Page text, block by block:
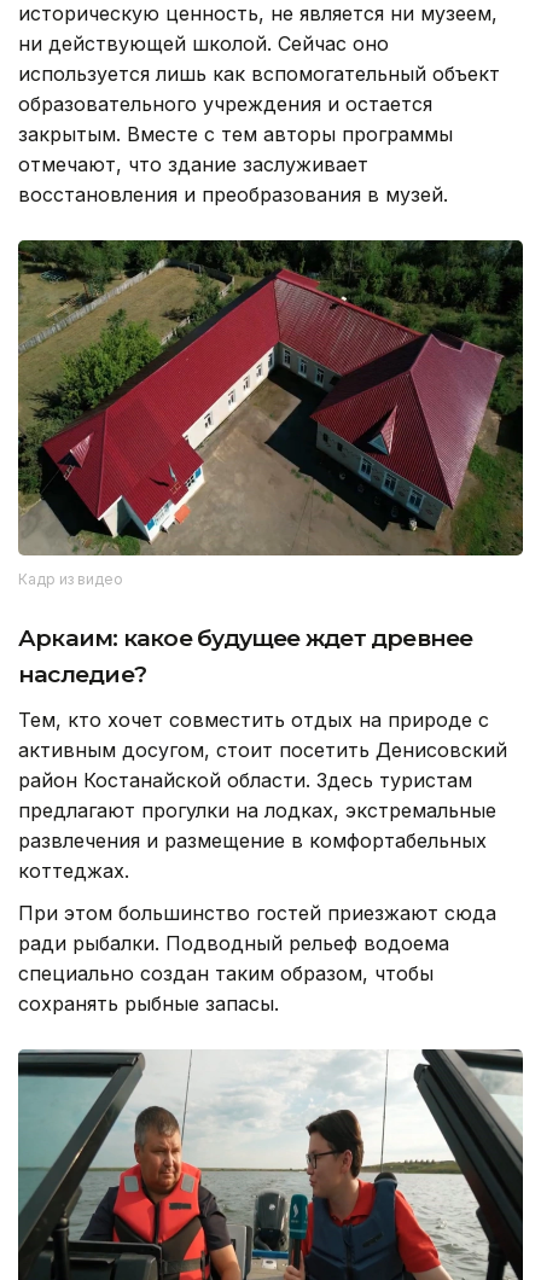
историческую ценность, не является ни музеем,
ни действующей школой. Сейчас оно
используется лишь как вспомогательный объект
образовательного учреждения и остается
закрытым. Вместе с тем авторы программы
отмечают, что здание заслуживает
восстановления и преобразования в музей.
Кадр из видео
Аркаим: какое будущее ждет древнее
наследие?
Тем, кто хочет совместить отдых на природе с
активным досугом, стоит посетить Денисовский
район Костанайской области. Здесь туристам
предлагают прогулки на лодках, экстремальные
развлечения и размещение в комфортабельных
коттеджах.
При этом большинство гостей приезжают сюда
ради рыбалки. Подводный рельеф водоема
специально создан таким образом, чтобы
сохранять рыбные запасы.